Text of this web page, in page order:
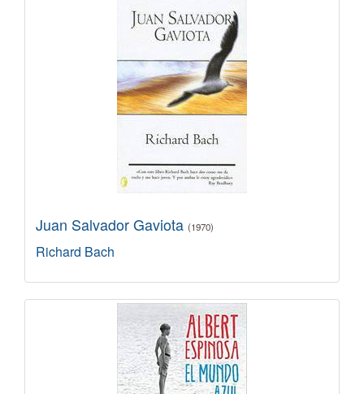
Juan Salvador Gaviota (1970)
Richard Bach